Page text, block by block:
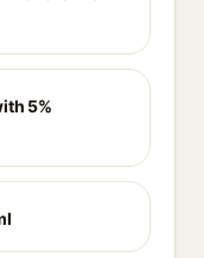
5%